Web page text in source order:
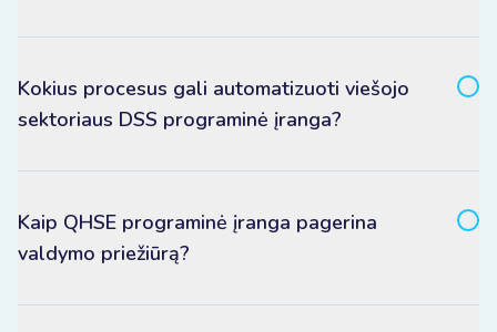
Kokius procesus gali automatizuoti viešojo
sektoriaus DSS programinė įranga?
Kaip QHSE programinė įranga pagerina
valdymo priežiūrą?